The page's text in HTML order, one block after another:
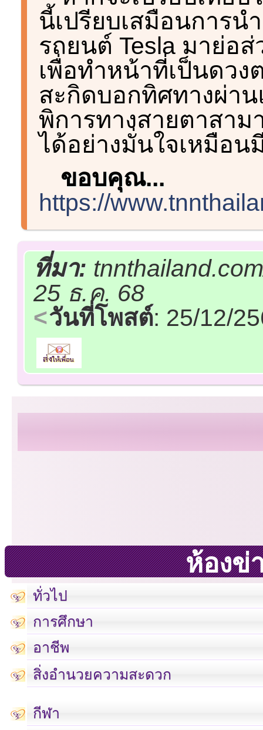
นี้เปรียบเสมือนการน
รถยนต์ Tesla มาย่อ
เพื่อทำหน้าที่เป็นดว
สะกิดบอกทิศทางผ่า
พิการทางสายตาสาม
ได้อย่างมั่นใจเหมือ
ขอบคุณ...
https://
ที่มา:
25 ธ.ค. 68
วันที่โพสต์: 25/12/
ห้องข่
ทั่วไป
การศึกษา
อาชีพ
สิ่งอำนวยความสะดวก
กีฬา